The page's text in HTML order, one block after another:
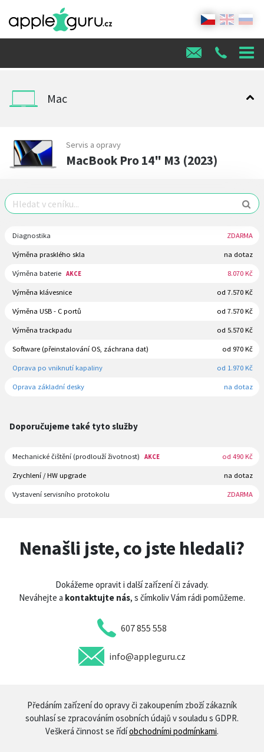
Mac
Servis a opravy
MacBook Pro 14" M3 (2023)
Diagnostika ZDARMA
Výměna prasklého skla na dotaz
Výměna baterie AKCE 8.070 Kč
Výměna klávesnice od 7.570 Kč
Výměna USB - C portů od 7.570 Kč
Výměna trackpadu od 5.570 Kč
Software (přeinstalování OS, záchrana dat) od 970 Kč
Oprava po vniknutí kapaliny od 1.970 Kč
Oprava základní desky na dotaz
Doporučujeme také tyto služby
Mechanické čištění (prodlouží životnost) AKCE od 490 Kč
Zrychlení / HW upgrade na dotaz
Vystavení servisního protokolu ZDARMA
Nenašli jste, co jste hledali?
Dokážeme opravit i další zařízení či závady.
Neváhejte a kontaktujte nás, s čímkoliv Vám rádi pomůžeme.
607 855 558
info@appleguru.cz
Předáním zařízení do opravy či zakoupením zboží zákazník
souhlasí se zpracováním osobních údajů v souladu s GDPR.
Veškerá činnost se řídíobchodními podmínkami.